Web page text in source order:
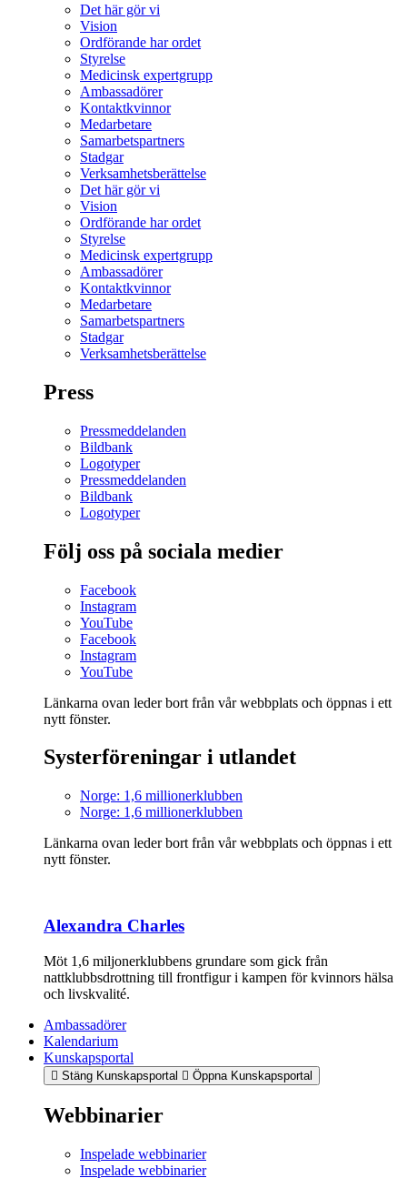
Det här gör vi
Vision
Ordförande har ordet
Styrelse
Medicinsk expertgrupp
Ambassadörer
Kontaktkvinnor
Medarbetare
Samarbetspartners
Stadgar
Verksamhetsberättelse
Det här gör vi
Vision
Ordförande har ordet
Styrelse
Medicinsk expertgrupp
Ambassadörer
Kontaktkvinnor
Medarbetare
Samarbetspartners
Stadgar
Verksamhetsberättelse
Press
Pressmeddelanden
Bildbank
Logotyper
Pressmeddelanden
Bildbank
Logotyper
Följ oss på sociala medier
Facebook
Instagram
YouTube
Facebook
Instagram
YouTube
Länkarna ovan leder bort från vår webbplats och öppnas i ett
nytt fönster.
Systerföreningar i utlandet
Norge: 1,6 millionerklubben
Norge: 1,6 millionerklubben
Länkarna ovan leder bort från vår webbplats och öppnas i ett
nytt fönster.
Alexandra Charles
Möt 1,6 miljonerklubbens grundare som gick från
nattklubbsdrottning till frontfigur i kampen för kvinnors hälsa
och livskvalité.
Ambassadörer
Kalendarium
Kunskapsportal
Stäng Kunskapsportal Öppna Kunskapsportal
Webbinarier
Inspelade webbinarier
Inspelade webbinarier